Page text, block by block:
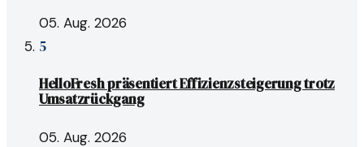
05. Aug. 2026
5
HelloFresh präsentiert Effizienzsteigerung trotz
Umsatzrückgang
05. Aug. 2026